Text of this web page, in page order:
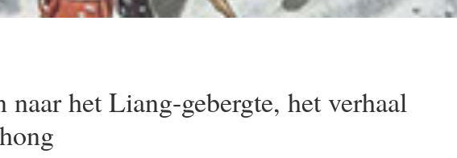
naar het Liang-gebergte, het verhaal